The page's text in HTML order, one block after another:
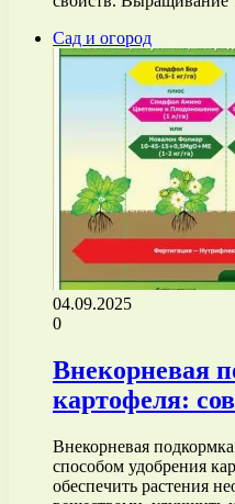
Сад и огород
04.09.2025
0
Внекорневая
картофеля:
Внекорневая
способом удобрения
обеспечить растения